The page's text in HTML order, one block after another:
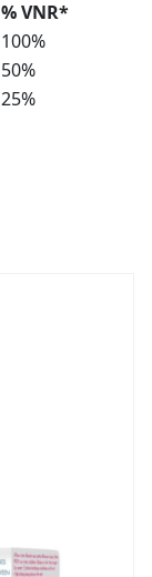
% VNR*
100%
50%
25%